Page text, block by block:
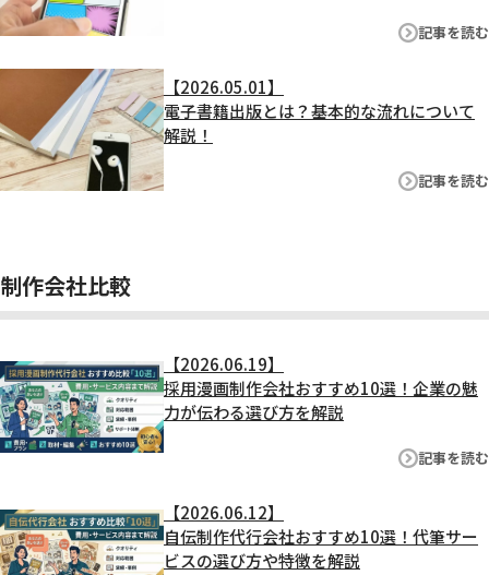
記事を読む
【2026.05.01】
電子書籍出版とは？基本的な流れについて
解説！
記事を読む
制作会社比較
【2026.06.19】
採用漫画制作会社おすすめ10選！企業の魅
力が伝わる選び方を解説
記事を読む
【2026.06.12】
自伝制作代行会社おすすめ10選！代筆サー
ビスの選び方や特徴を解説